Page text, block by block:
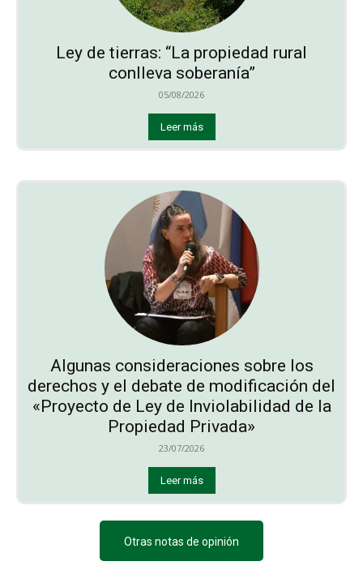
Ley de tierras: “La propiedad rural
conlleva soberanía”
05/08/2026
Leer más
Algunas consideraciones sobre los
derechos y el debate de modificación del
«Proyecto de Ley de Inviolabilidad de la
Propiedad Privada»
23/07/2026
Leer más
Otras notas de opinión